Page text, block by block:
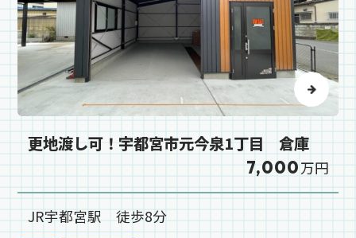
更地渡し可！宇都宮市元今泉1丁目 倉庫
7,000万円
JR宇都宮駅 徒歩8分